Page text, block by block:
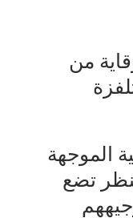
من
الموجهة
تضع